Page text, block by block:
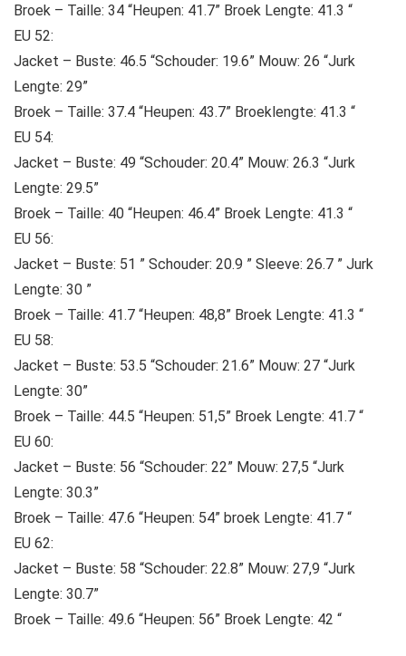
Broek – Taille: 34 “Heupen: 41.7” Broek Lengte: 41.3 “
EU 52:
Jacket – Buste: 46.5 “Schouder: 19.6” Mouw: 26 “Jurk
Lengte: 29”
Broek – Taille: 37.4 “Heupen: 43.7” Broeklengte: 41.3 “
EU 54:
Jacket – Buste: 49 “Schouder: 20.4” Mouw: 26.3 “Jurk
Lengte: 29.5”
Broek – Taille: 40 “Heupen: 46.4” Broek Lengte: 41.3 “
EU 56:
Jacket – Buste: 51 ” Schouder: 20.9 ” Sleeve: 26.7 ” Jurk
Lengte: 30 ”
Broek – Taille: 41.7 “Heupen: 48,8” Broek Lengte: 41.3 “
EU 58:
Jacket – Buste: 53.5 “Schouder: 21.6” Mouw: 27 “Jurk
Lengte: 30”
Broek – Taille: 44.5 “Heupen: 51,5” Broek Lengte: 41.7 “
EU 60:
Jacket – Buste: 56 “Schouder: 22” Mouw: 27,5 “Jurk
Lengte: 30.3”
Broek – Taille: 47.6 “Heupen: 54” broek Lengte: 41.7 “
EU 62:
Jacket – Buste: 58 “Schouder: 22.8” Mouw: 27,9 “Jurk
Lengte: 30.7”
Broek – Taille: 49.6 “Heupen: 56” Broek Lengte: 42 “